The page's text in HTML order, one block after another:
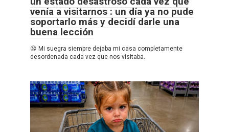
venía a visitarnos : un día ya no pude
soportarlo más y decidí darle una
buena lección
😦 Mi suegra siempre dejaba mi casa completamente
desordenada cada vez que nos visitaba.